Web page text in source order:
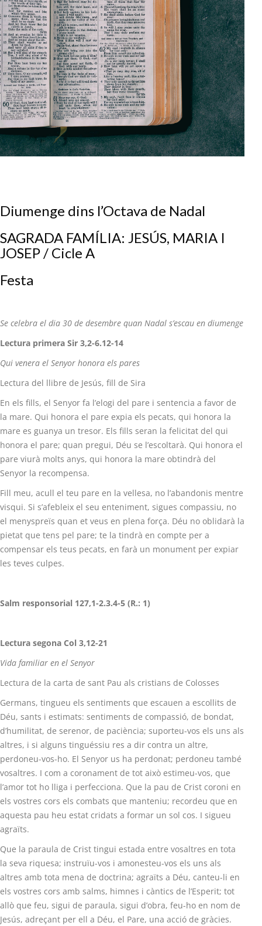
Diumenge dins l’Octava de Nadal
SAGRADA FAMÍLIA: JESÚS, MARIA I
JOSEP / Cicle A
Festa
Se celebra el dia 30 de desembre quan Nadal s’escau en diumenge
Lectura primera Sir 3,2-6.12-14
Qui venera el Senyor honora els pares
Lectura del llibre de Jesús, fill de Sira
En els fills, el Senyor fa l’elogi del pare i sentencia a favor de
la mare. Qui honora el pare expia els pecats, qui honora la
mare es guanya un tresor. Els fills seran la felicitat del qui
honora el pare; quan pregui, Déu se l’escoltarà. Qui honora el
pare viurà molts anys, qui honora la mare obtindrà del
Senyor la recompensa.
Fill meu, acull el teu pare en la vellesa, no l’abandonis mentre
visqui. Si s’afebleix el seu enteniment, sigues compassiu, no
el menyspreïs quan et veus en plena força. Déu no oblidarà la
pietat que tens pel pare; te la tindrà en compte per a
compensar els teus pecats, en farà un monument per expiar
les teves culpes.
Salm responsorial 127,1-2.3.4-5 (R.: 1)
Lectura segona Col 3,12-21
Vida familiar en el Senyor
Lectura de la carta de sant Pau als cristians de Colosses
Germans, tingueu els sentiments que escauen a escollits de
Déu, sants i estimats: sentiments de compassió, de bondat,
d’humilitat, de serenor, de paciència; suporteu-vos els uns als
altres, i si alguns tinguéssiu res a dir contra un altre,
perdoneu-vos-ho. El Senyor us ha perdonat; perdoneu també
vosaltres. I com a coronament de tot això estimeu-vos, que
l’amor tot ho lliga i perfecciona. Que la pau de Crist coroni en
els vostres cors els combats que manteniu; recordeu que en
aquesta pau heu estat cridats a formar un sol cos. I sigueu
agraïts.
Que la paraula de Crist tingui estada entre vosaltres en tota
la seva riquesa; instruïu-vos i amonesteu-vos els uns als
altres amb tota mena de doctrina; agraïts a Déu, canteu-li en
els vostres cors amb salms, himnes i càntics de l’Esperit; tot
allò que feu, sigui de paraula, sigui d’obra, feu-ho en nom de
Jesús, adreçant per ell a Déu, el Pare, una acció de gràcies.